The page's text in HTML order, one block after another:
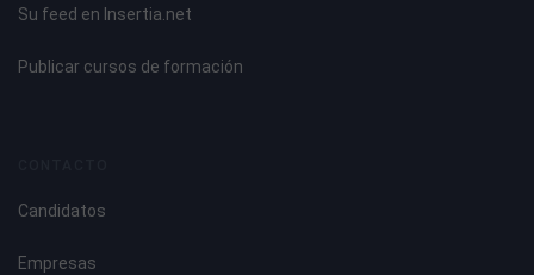
Su feed en Insertia.net
Publicar cursos de formación
Candidatos
Empresas